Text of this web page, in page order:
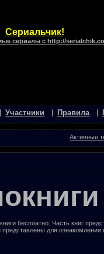
Сериальчик!
сериалы с http://
Участники Правила
Активные
бесплатно. Часть книг
для